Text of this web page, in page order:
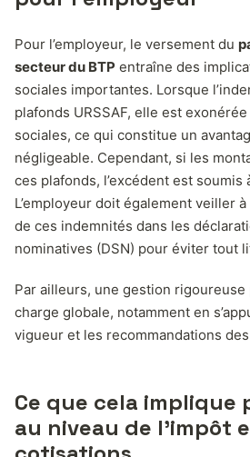
Pour l’employeur, le versement du
secteur du BTP entraîne des
sociales importantes. Lorsque
plafonds URSSAF, elle est
sociales, ce qui constitue un
négligeable. Cependant, si les
ces plafonds, l’excédent est soumis
L’employeur doit également veiller
de ces indemnités dans les
nominatives (DSN) pour éviter tout
Par ailleurs, une gestion rigoureuse
charge globale, notamment en
vigueur et les recommandations
Ce que cela implique
au niveau de l’impôt